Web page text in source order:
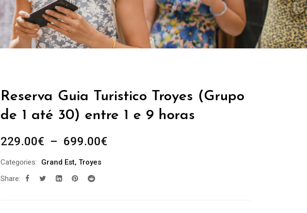
Reserva Guia Turistico Troyes (Grupo
de 1 até 30) entre 1 e 9 horas
229.00€ – 699.00€Plage
Categories: Grand Est, Troyes
Share: